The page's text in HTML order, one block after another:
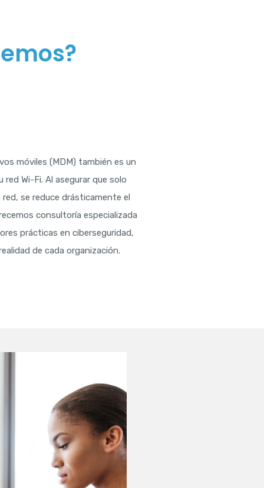
móviles (MDM) también es un
Wi-Fi. Al asegurar que solo
se reduce drásticamente el
consultoría especializada
prácticas en ciberseguridad,
de cada organización.